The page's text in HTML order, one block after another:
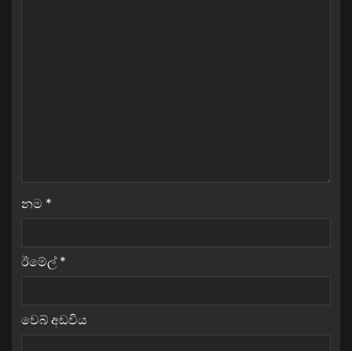
නම *
ඊමේල් *
වෙබ් අඩවිය